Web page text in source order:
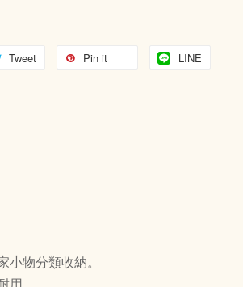
Tweet Pin it LINE
物分類收納。